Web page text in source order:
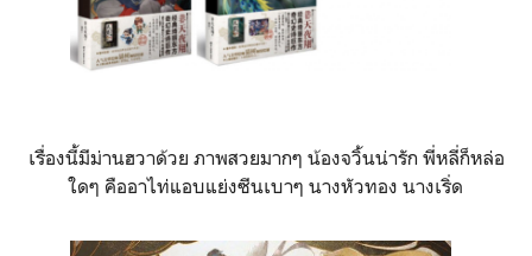
เรื่องนี้มีม่านฮวาด้วย ภาพสวยมากๆ น้องจวิ้นน่ารัก พี่หลี่ก็หล่อ
ใดๆ คืออาไท่แอบแย่งซีนเบาๆ นางหัวทอง นางเริ่ด